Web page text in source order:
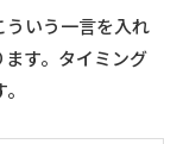
ういう一言を入れ
す。タイミング